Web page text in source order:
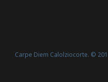
Carpe Diem Calolziocorte. ©